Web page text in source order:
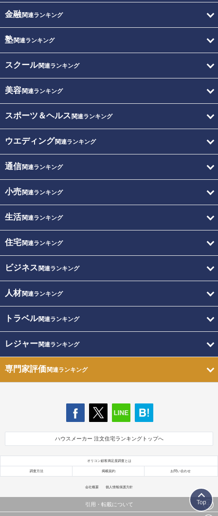
金融関連ランキング
塾関連ランキング
スクール関連ランキング
美容関連ランキング
スポーツ＆ヘルス 関連ランキング
ウエディング関連ランキング
通信関連ランキング
小売関連ランキング
生活関連ランキング
住宅関連ランキング
ビジネス 関連ランキング
人材関連ランキング
トラベル関連ランキング
レジャー関連ランキング
専門家評価関連ランキング
ハウスメーカー 注文住宅ランキングトップへ
オリコン顧客満足度調査とは
調査方法 掲載規約 お問い合わせ
会社概要 個人情報保護方針
引用・転載について Top